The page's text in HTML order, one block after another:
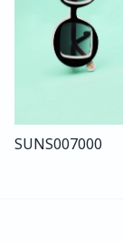
SUNS007000